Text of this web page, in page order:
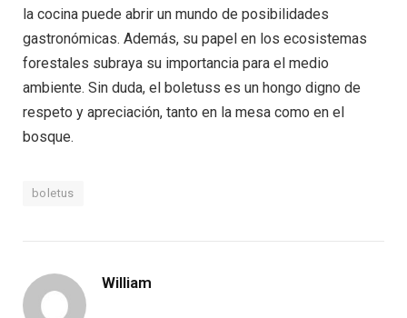
la cocina puede abrir un mundo de posibilidades
gastronómicas. Además, su papel en los ecosistemas
forestales subraya su importancia para el medio
ambiente. Sin duda, el boletuss es un hongo digno de
respeto y apreciación, tanto en la mesa como en el
bosque.
boletus
William